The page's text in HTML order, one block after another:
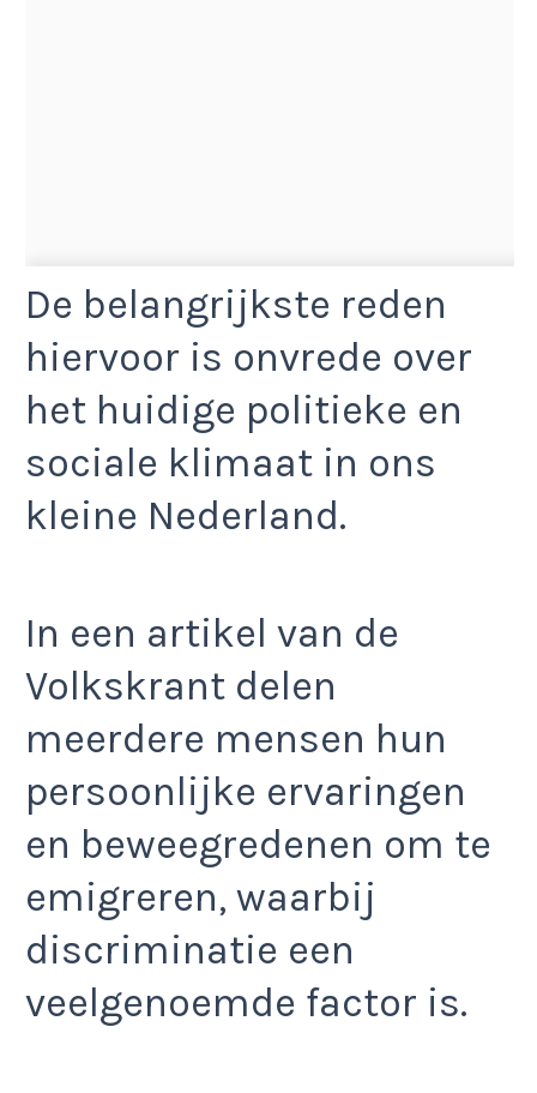
De belangrijkste reden
hiervoor is onvrede over
het huidige politieke en
sociale klimaat in ons
kleine Nederland.
In een artikel van de
Volkskrant delen
meerdere mensen hun
persoonlijke ervaringen
en beweegredenen om te
emigreren, waarbij
discriminatie een
veelgenoemde factor is.